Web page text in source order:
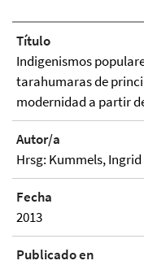
Título
Indigenismos
tarahumaras de
modernidad a partir
Autor/a
Hrsg: Kummels, Ingrid
Fecha
2013
Publicado en